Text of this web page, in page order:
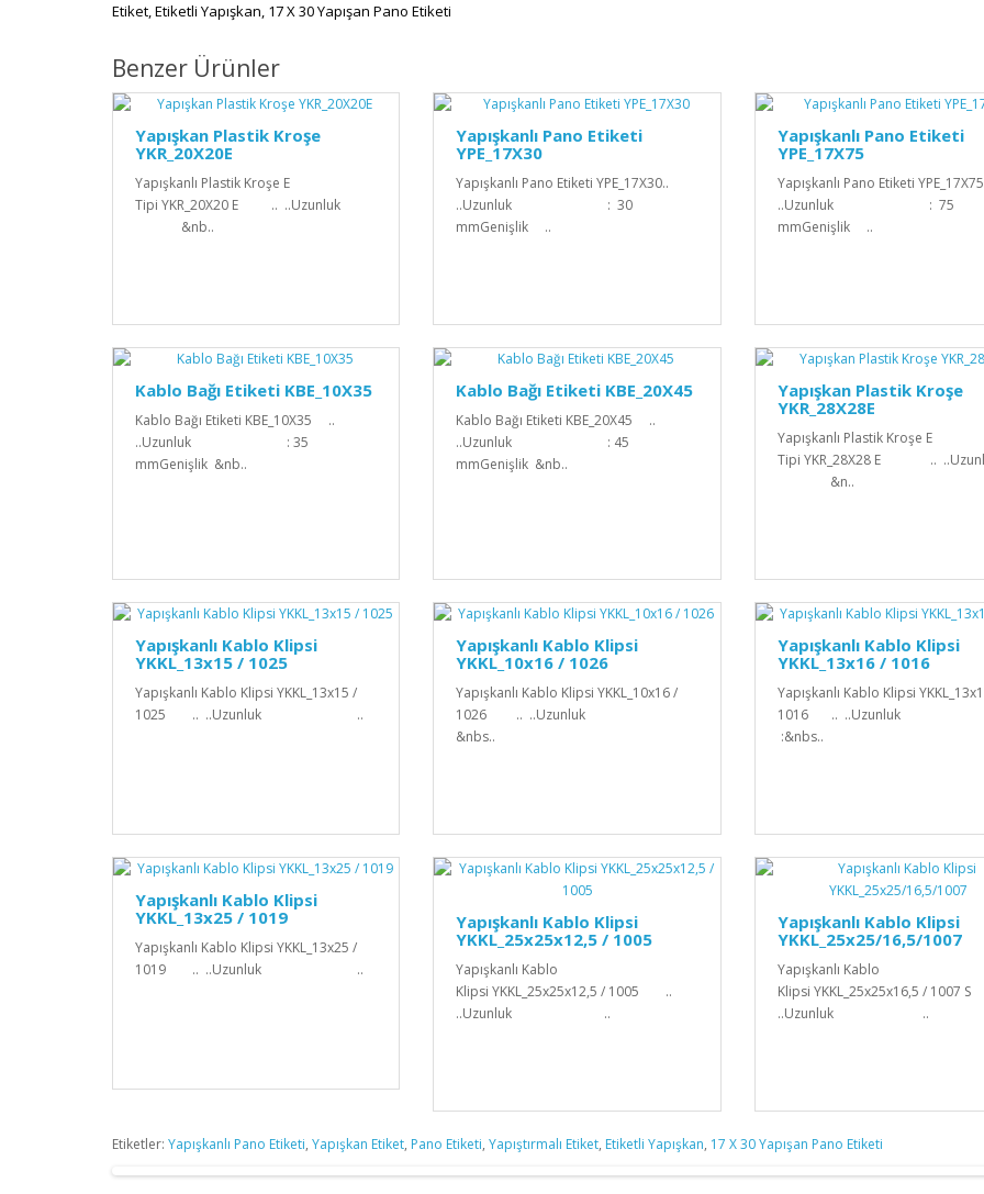
Etiket, Etiketli Yapışkan, 17 X 30 Yapışan Pano Etiketi
Benzer Ürünler
Yapışkan Plastik Kroşe
YKR_20X20E
Yapışkanlı Plastik Kroşe E
Tipi YKR_20X20 E .. ..Uzunluk
&nb..
Yapışkanlı Pano Etiketi
YPE_17X30
Yapışkanlı Pano Etiketi YPE_17X30..
..Uzunluk : 30
mmGenişlik ..
Yapışkanlı Pano Etiketi
YPE_17X75
Yapışkanlı Pano Etiketi
..Uzunluk : 75
mmGenişlik ..
Kablo Bağı Etiketi KBE_10X35
Kablo Bağı Etiketi KBE_10X35 ..
..Uzunluk : 35
mmGenişlik &nb..
Kablo Bağı Etiketi KBE_20X45
Kablo Bağı Etiketi KBE_20X45 ..
..Uzunluk : 45
mmGenişlik &nb..
Yapışkan Plastik Kroşe
YKR_28X28E
Yapışkanlı Plastik Kroşe E
Tipi YKR_28X28 E ..
&n..
Yapışkanlı Kablo Klipsi
YKKL_13x15 / 1025
Yapışkanlı Kablo Klipsi YKKL_13x15 /
1025 .. ..Uzunluk ..
Yapışkanlı Kablo Klipsi
YKKL_10x16 / 1026
Yapışkanlı Kablo Klipsi YKKL_10x16 /
1026 .. ..Uzunluk
&nbs..
Yapışkanlı Kablo Klipsi
YKKL_13x16 / 1016
Yapışkanlı Kablo Klipsi
1016 ..
:&nbs..
Yapışkanlı Kablo Klipsi
YKKL_13x25 / 1019
Yapışkanlı Kablo Klipsi YKKL_13x25 /
1019 .. ..Uzunluk ..
Yapışkanlı Kablo Klipsi
YKKL_25x25x12,5 / 1005
Yapışkanlı Kablo
Klipsi YKKL_25x25x12,5 / 1005 ..
..Uzunluk ..
Yapışkanlı Kablo Klipsi
YKKL_25x25/16,5/1007
Yapışkanlı Kablo
Klipsi YKKL_25x25x16,5 /
..Uzunluk ..
Etiketler: Yapışkanlı Pano Etiketi, Yapışkan Etiket, Pano Etiketi, Yapıştırmalı Etiket, Etiketli Yapışkan, 17 X 30 Yapışan Pano Etiketi